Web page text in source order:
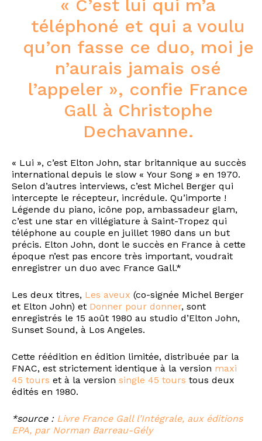
« C’est lui qui m’a
téléphoné et qui a voulu
qu’on fasse ce duo, moi je
n’aurais jamais osé
l’appeler », confie France
Gall à Christophe
Dechavanne.
« Lui », c’est Elton John, star britannique au succès
international depuis le slow « Your Song » en 1970.
Selon d’autres interviews, c’est Michel Berger qui
intercepte le récepteur, incrédule. Qu’importe !
Légende du piano, icône pop, ambassadeur glam,
c’est une star en villégiature à Saint-Tropez qui
téléphone au couple en juillet 1980 dans un but
précis. Elton John, dont le succès en France à cette
époque n’est pas encore très important, voudrait
enregistrer un duo avec France Gall.*
Les deux titres, Les aveux (co-signée Michel Berger
et Elton John) et Donner pour donner, sont
enregistrés le 15 août 1980 au studio d’Elton John,
Sunset Sound, à Los Angeles.
Cette réédition en édition limitée, distribuée par la
FNAC, est strictement identique à la version maxi
45 tours et à la version single 45 tours tous deux
édités en 1980.
*source : Livre France Gall l’Intégrale, aux éditions
EPA, par Norman Barreau-Gély